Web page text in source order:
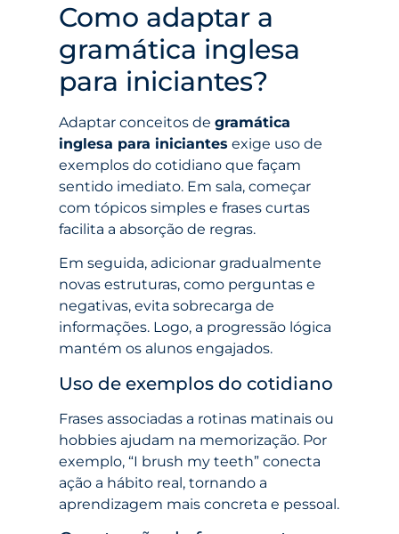
Como adaptar a
gramática inglesa
para iniciantes?
Adaptar conceitos de gramática
inglesa para iniciantes exige uso de
exemplos do cotidiano que façam
sentido imediato. Em sala, começar
com tópicos simples e frases curtas
facilita a absorção de regras.
Em seguida, adicionar gradualmente
novas estruturas, como perguntas e
negativas, evita sobrecarga de
informações. Logo, a progressão lógica
mantém os alunos engajados.
Uso de exemplos do cotidiano
Frases associadas a rotinas matinais ou
hobbies ajudam na memorização. Por
exemplo, “I brush my teeth” conecta
ação a hábito real, tornando a
aprendizagem mais concreta e pessoal.